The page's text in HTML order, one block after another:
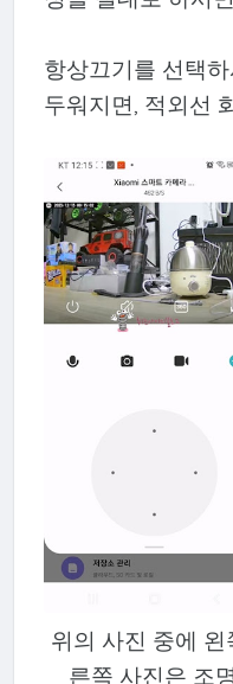
항상끄기를 선택
두워지면, 적외선
위의 사진 중에
른쪽 사진은 조